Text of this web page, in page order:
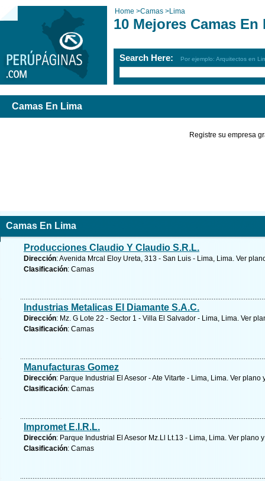
Home >Camas >Lima
10 Mejores Camas En
Search Here: Por ejemplo: Arquitectos en
Camas En Lima
Registre su empresa
Camas En Lima
Producciones Claudio Y Claudio S.R.L.
Dirección: Avenida Mrcal Eloy Ureta, 313 - San Luis - Lima, Lima. Ver
Clasificación: Camas
Industrias Metalicas El Diamante S.A.C.
Dirección: Mz. G Lote 22 - Sector 1 - Villa El Salvador - Lima, Lima. Ver
Clasificación: Camas
Manufacturas Gomez
Dirección: Parque Industrial El Asesor - Ate Vitarte - Lima, Lima. Ver plano
Clasificación: Camas
Impromet E.I.R.L.
Dirección: Parque Industrial El Asesor Mz.Ll Lt.13 - Lima, Lima. Ver plano y
Clasificación: Camas